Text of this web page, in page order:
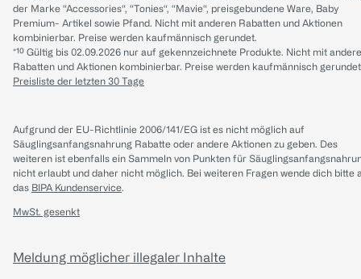
der Marke “Accessories“, “Tonies“, “Mavie“, preisgebundene Ware, Baby
Premium- Artikel sowie Pfand. Nicht mit anderen Rabatten und Aktionen
kombinierbar. Preise werden kaufmännisch gerundet.
*¹⁰ Gültig bis 02.09.2026 nur auf gekennzeichnete Produkte. Nicht mit
Rabatten und Aktionen kombinierbar. Preise werden kaufmännisch
Preisliste der letzten 30 Tage
Aufgrund der EU-Richtlinie 2006/141/EG ist es nicht möglich auf
Säuglingsanfangsnahrung Rabatte oder andere Aktionen zu geben. Des
weiteren ist ebenfalls ein Sammeln von Punkten für
nicht erlaubt und daher nicht möglich. Bei weiteren Fragen wende dich bitte
das BIPA Kundenservice.
MwSt. gesenkt
Meldung möglicher illegaler Inhalte